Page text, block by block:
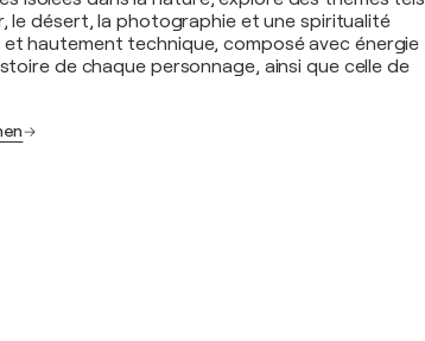
le désert, la photographie et une spiritualité
et hautement technique, composé avec énergie
de chaque personnage, ainsi que celle de